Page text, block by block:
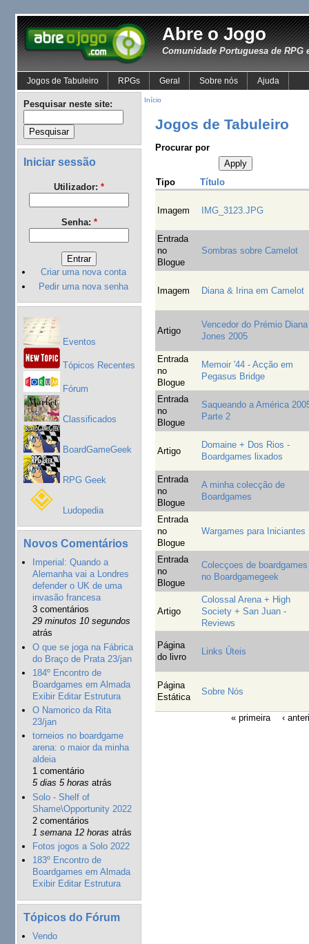
Abre o Jogo
Comunidade Portuguesa de RPG
Jogos de Tabuleiro RPGs Geral Sobre nós Ajuda
Pesquisar neste site:
Iniciar sessão
Utilizador: *
Senha: *
Criar uma nova conta
Pedir uma nova senha
Eventos
Tópicos Recentes
Fórum
Classificados
BoardGameGeek
RPG Geek
Ludopedia
Novos Comentários
Imperial: Quando a
Alemanha vai a Londres
defender o UK de uma
invasão francesa
3 comentários
29 minutos 10 segundos
atrás
O que se joga na Fábrica
do Braço de Prata 23/jan
184º Encontro de
Boardgames em Almada
Exibir Editar Estrutura
O Namorico da Rita
23/jan
torneios no boardgame
arena: o maior da minha
aldeia
1 comentário
5 dias 5 horas atrás
Solo - Shelf of
Shame\Opportunity 2022
2 comentários
1 semana 12 horas atrás
Fotos jogos a Solo 2022
183º Encontro de
Boardgames em Almada
Exibir Editar Estrutura
Tópicos do Fórum
Vendo
Início
Jogos de Tabuleiro
Procurar por
Tipo Título
Imagem IMG_3123.JPG
Entrada
no
Blogue
Sombras sobre Camelot
Imagem Diana & Irina em Camelot
Artigo
Vencedor do Prémio Diana
Jones 2005
Entrada
no
Blogue
Memoir '44 - Acção em
Pegasus Bridge
Entrada
no
Blogue
Saqueando a América
Parte 2
Artigo
Domaine + Dos Rios -
Boardgames lixados
Entrada
no
Blogue
A minha colecção de
Boardgames
Entrada
no
Blogue
Wargames para Iniciantes
Entrada
no
Blogue
Colecçoes de boardgames
no Boardgamegeek
Artigo
Colossal Arena + High
Society + San Juan -
Reviews
Página
do livro
Links Úteis
Página
Estática
Sobre Nós
« primeira ‹